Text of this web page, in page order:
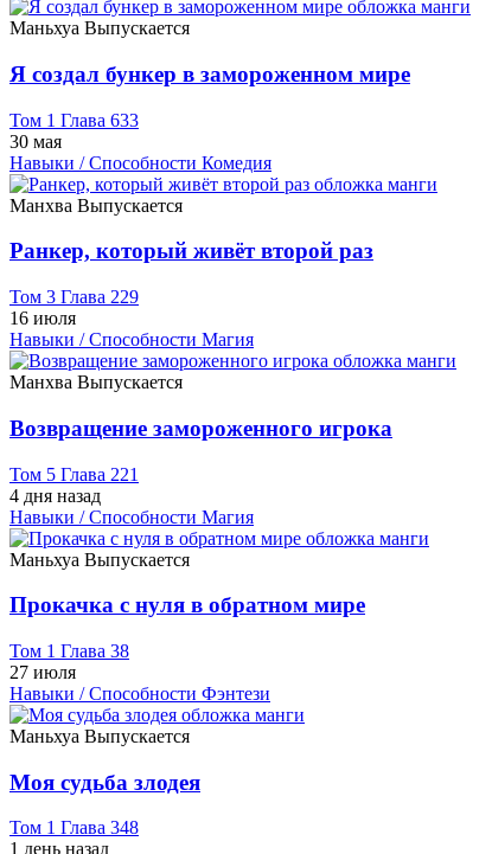
Маньхуа Выпускается
Я создал бункер в замороженном мире
Том 1 Глава 633
30 мая
Навыки / Способности Комедия
Манхва Выпускается
Ранкер, который живёт второй раз
Том 3 Глава 229
16 июля
Навыки / Способности Магия
Манхва Выпускается
Возвращение замороженного игрока
Том 5 Глава 221
4 дня назад
Навыки / Способности Магия
Маньхуа Выпускается
Прокачка с нуля в обратном мире
Том 1 Глава 38
27 июля
Навыки / Способности Фэнтези
Маньхуа Выпускается
Моя судьба злодея
Том 1 Глава 348
1 день назад